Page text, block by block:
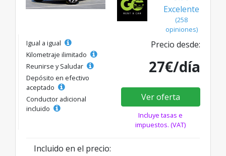
Excelente
(258
opiniones)
Igual a igual
Kilometraje ilimitado
Reunirse y Saludar
Depósito en efectivo
aceptado
Conductor adicional
incluido
Precio desde:
27€/día
Ver oferta
Incluye tasas e
impuestos. (VAT)
Incluido en el precio: